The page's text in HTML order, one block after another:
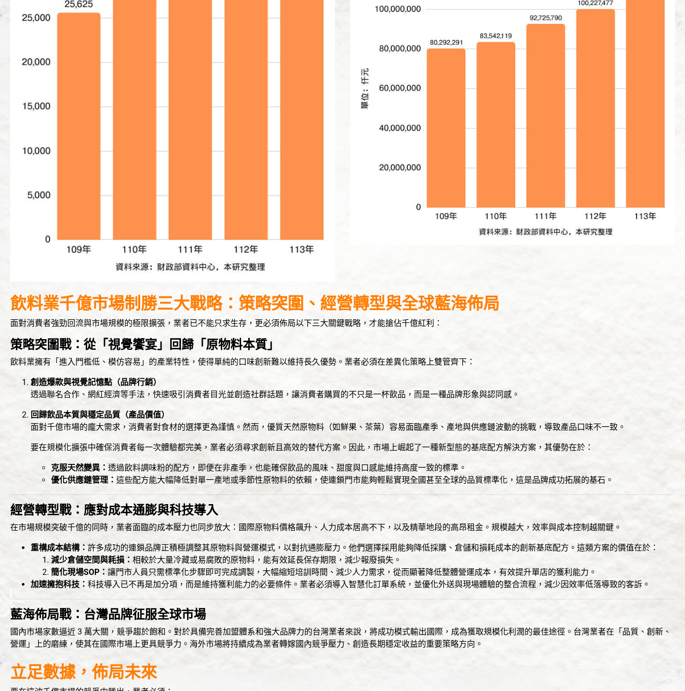
飲料業千億市場制勝三大戰略：策略突圍、經營轉型與全球藍海佈局
面對消費者強勁回流與市場規模的極限擴張，業者已不能只求生存，更必須佈局以下三大關鍵戰略，才能搶佔千億紅利：
策略突圍戰：從「視覺饗宴」回歸「原物料本質」
飲料業擁有「進入門檻低、模仿容易」的產業特性，使得單純的口味創新難以維持長久優勢。業者必須在差異化策略上雙管齊下：
創造爆款與視覺記憶點（品牌行銷）
透過聯名合作、網紅經濟等手法，快速吸引消費者目光並創造社群話題，讓消費者購買的不只是一杯飲品，而是一種品牌形象與認同感。
回歸飲品本質與穩定品質（產品價值）
面對千億市場的龐大需求，消費者對食材的選擇更為謹慎。然而，優質天然原物料（如鮮果、茶葉）容易面臨產季、產地與供應鏈波動的挑戰，導致產品口味不一致。
要在規模化擴張中確保消費者每一次體驗都完美，業者必須尋求創新且高效的替代方案。因此，市場上崛起了一種新型態的基底配方解決方案，其優勢在於：
克服天然變異： 透過飲料調味粉的配方，即便在非產季，也能確保飲品的風味、甜度與口感能維持高度一致的標準。
優化供應鏈管理： 這些配方能大幅降低對單一產地或季節性原物料的依賴，使連鎖門市能夠輕鬆實現全國甚至全球的品質標準化，這是品牌成功拓展的基石。
經營轉型戰：應對成本通膨與科技導入
在市場規模突破千億的同時，業者面臨的成本壓力也同步放大：國際原物料價格飆升、人力成本居高不下，以及精華地段的高昂租金。規模越大，效率與成本控制越關鍵。
重構成本結構： 許多成功的連鎖品牌正積極調整其原物料與營運模式，以對抗通膨壓力。他們選擇採用能夠降低採購、倉儲和損耗成本的創新基底配方。這類方案的價值在於：
減少倉儲空間與耗損： 相較於大量冷藏或易腐敗的原物料，能有效延長保存期限，減少報廢損失。
簡化現場SOP ： 讓門市人員只需標準化步驟即可完成調製，大幅縮短培訓時間、減少人力需求，從而顯著降低整體營運成本，有效提升單店的獲利能力。
加速擁抱科技： 科技導入已不再是加分項，而是維持獲利能力的必要條件。業者必須導入智慧化訂單系統，並優化外送與現場體驗的整合流程，減少因效率低落導致的客訴。
藍海佈局戰：台灣品牌征服全球市場
國內市場家數逼近 3 萬大關，競爭趨於飽和。對於具備完善加盟體系和強大品牌力的台灣業者來說，將成功模式輸出國際，成為獲取規模化利潤的最佳途徑。台灣業者在「品質、創新、
營運」上的磨練，使其在國際市場上更具競爭力。海外市場將持續成為業者轉嫁國內競爭壓力、創造長期穩定收益的重要策略方向。
立足數據，佈局未來